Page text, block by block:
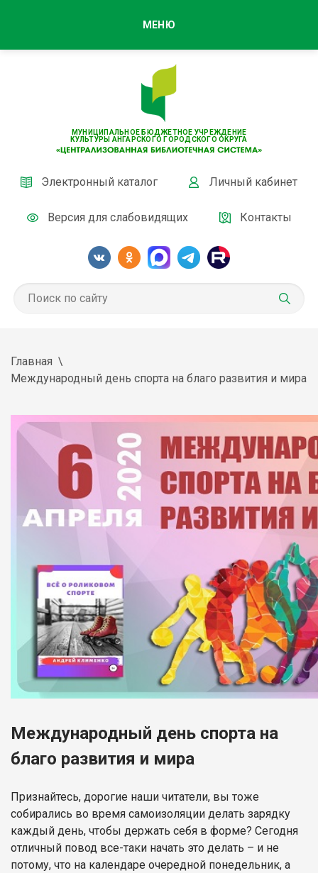
МУНИЦИПАЛЬНОЕ БЮДЖЕТНОЕ УЧРЕЖДЕНИЕ
КУЛЬТУРЫ АНГАРСКОГО ГОРОДСКОГО ОКРУГА
Электронный каталог Личный кабинет
Версия для слабовидящих Контакты
МЕНЮ
Главная
Международный день спорта на благо развития и мира
Международный день спорта на
благо развития и мира
Признайтесь, дорогие наши читатели, вы тоже
собирались во время самоизоляции делать зарядку
каждый день, чтобы держать себя в форме? Сегодня
отличный повод все-таки начать это делать – и не
потому, что на календаре очередной понедельник, а